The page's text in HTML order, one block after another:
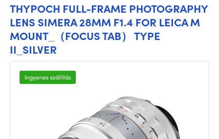
THYPOCH FULL-FRAME PHOTOGRAPHY
LENS SIMERA 28MM F1.4 FOR LEICA M
MOUNT_（FOCUS TAB） TYPE
II_SILVER
Ingyenes szállítás